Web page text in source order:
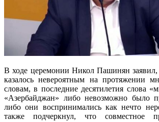
В ходе церемонии Никол Пашинян заявил,
казалось невероятным на протяжении
словам, в последние десятилетия слова
«Азербайджан» либо невозможно было
либо они воспринимались как нечто
также подчеркнул, что совместное